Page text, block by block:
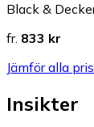
Black &
fr. 833 kr
Jämför alla
Insikter